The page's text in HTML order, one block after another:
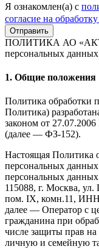
Я ознакомлен(а) с
согласие на
Отправить
ПОЛИТИКА АО
персональных данных
1. Общие положения
Политика обработки
Политика)
законом от
(далее — ФЗ-152).
Настоящая Политика
персональных
персональных
115088, г. Москва,
пом. IX, комн.11, ИНН
далее — Оператор с
гражданина при
числе защиты прав
личную и семейную